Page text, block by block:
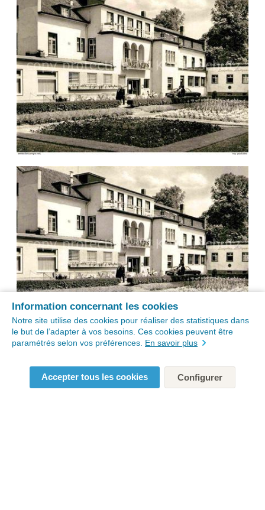
Information concernant les cookies
Notre site utilise des cookies pour réaliser des statistiques dans
le but de l’adapter à vos besoins. Ces cookies peuvent être
paramétrés selon vos préférences. En savoir plus
Accepter tous les cookies Configurer